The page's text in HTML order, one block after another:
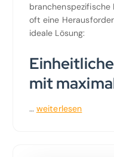
oft eine
ideale Lösung:
mit
… weiterlesen